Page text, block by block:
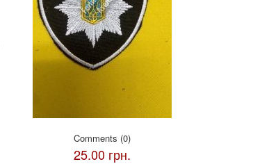
Comments (0)
25.00 грн.